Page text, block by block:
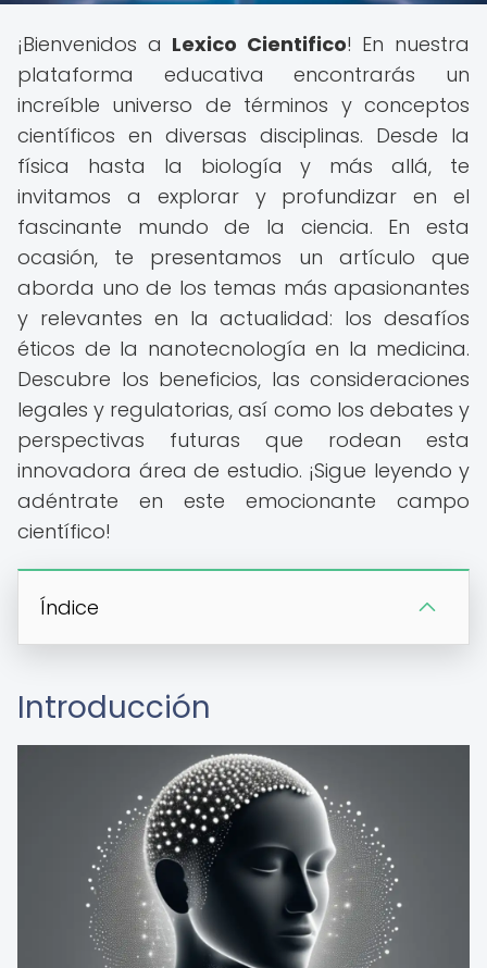
¡Bienvenidos a Lexico Cientifico! En nuestra
plataforma educativa encontrarás un
increíble universo de términos y conceptos
científicos en diversas disciplinas. Desde la
física hasta la biología y más allá, te
invitamos a explorar y profundizar en el
fascinante mundo de la ciencia. En esta
ocasión, te presentamos un artículo que
aborda uno de los temas más apasionantes
y relevantes en la actualidad: los desafíos
éticos de la nanotecnología en la medicina.
Descubre los beneficios, las consideraciones
legales y regulatorias, así como los debates y
perspectivas futuras que rodean esta
innovadora área de estudio. ¡Sigue leyendo y
adéntrate en este emocionante campo
científico!
Índice
Introducción